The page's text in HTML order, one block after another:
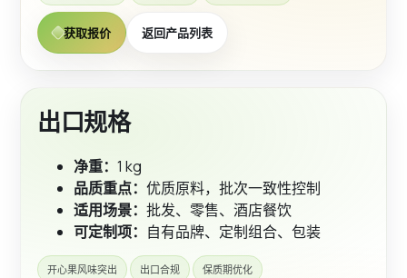
获取报价 返回产品列表
出口规格
净重： 1 kg
品质重点： 优质原料，批次一致性控制
适用场景： 批发、零售、酒店餐饮
可定制项： 自有品牌、定制组合、包装
开心果风味突出 出口合规 保质期优化